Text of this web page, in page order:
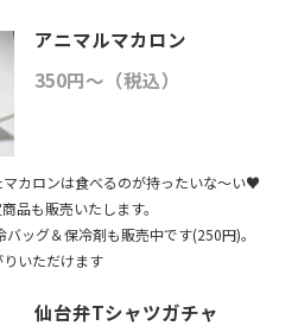
アニマルマカロン
350円～（税込）
カロンは食べるのが持ったいな～い♥
品も販売いたします。
ッグ＆保冷剤も販売中です(250円)。
いただけます
仙台弁Tシャツガチャ